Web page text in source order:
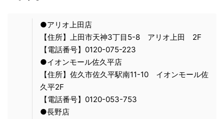
●アリオ上田店
【住所】上田市天神3丁目5-8 アリオ上田 2F
【電話番号】0120-075-223
●イオンモール佐久平店
【住所】佐久市佐久平駅南11-10 イオンモール佐
久平2F
【電話番号】0120-053-753
●長野店